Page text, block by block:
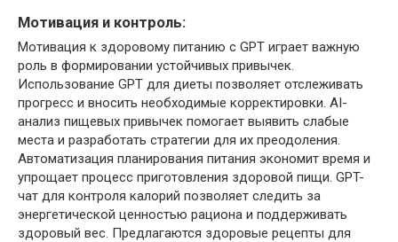
Мотивация и контроль:
Мотивация к здоровому питанию с GPT играет важную
роль в формировании устойчивых привычек.
Использование GPT для диеты позволяет отслеживать
прогресс и вносить необходимые корректировки. AI-
анализ пищевых привычек помогает выявить слабые
места и разработать стратегии для их преодоления.
Автоматизация планирования питания экономит время и
упрощает процесс приготовления здоровой пищи. GPT-
чат для контроля калорий позволяет следить за
энергетической ценностью рациона и поддерживать
здоровый вес. Предлагаются здоровые рецепты для